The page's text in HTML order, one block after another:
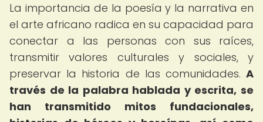
La importancia de la poesía y la narrativa en
el arte africano radica en su capacidad para
conectar a las personas con sus raíces,
transmitir valores culturales y sociales, y
preservar la historia de las comunidades. A
través de la palabra hablada y escrita, se
han transmitido mitos fundacionales,